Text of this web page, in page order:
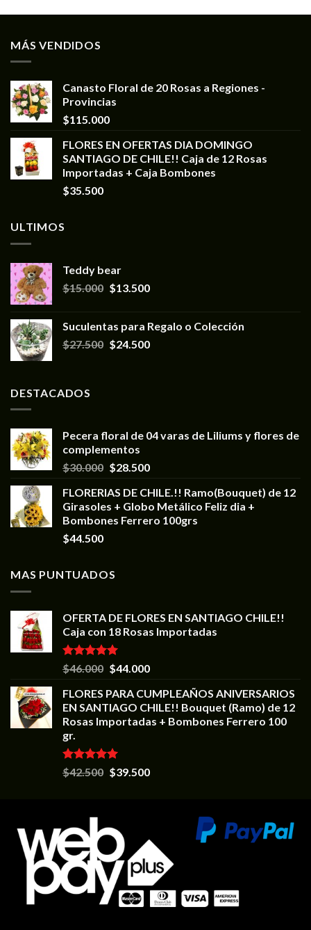
MÁS VENDIDOS
Canasto Floral de 20 Rosas a Regiones -
Provincias
$115.000
FLORES EN OFERTAS DIA DOMINGO
SANTIAGO DE CHILE!! Caja de 12 Rosas
Importadas + Caja Bombones
$35.500
ULTIMOS
Teddy bear
$15.000 $13.500
Suculentas para Regalo o Colección
$27.500 $24.500
DESTACADOS
Pecera floral de 04 varas de Liliums y flores de
complementos
$30.000 $28.500
FLORERIAS DE CHILE.!! Ramo(Bouquet) de 12
Girasoles + Globo Metálico Feliz dia +
Bombones Ferrero 100grs
$44.500
MAS PUNTUADOS
OFERTA DE FLORES EN SANTIAGO CHILE!!
Caja con 18 Rosas Importadas
Valorado en
5.00
$46.000 $44.000
FLORES PARA CUMPLEAÑOS ANIVERSARIOS
EN SANTIAGO CHILE!! Bouquet (Ramo) de 12
Rosas Importadas + Bombones Ferrero 100
gr.
Valorado en
5.00
$42.500 $39.500